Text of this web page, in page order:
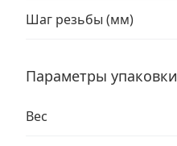
Шаг резьбы (мм)
Параметры упаковки
Вес